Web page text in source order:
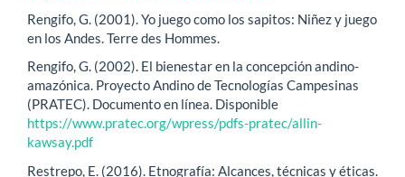
Rengifo, G. (2001). Yo juego como los sapitos: Niñez y juego
en los Andes. Terre des Hommes.
Rengifo, G. (2002). El bienestar en la concepción andino-
amazónica. Proyecto Andino de Tecnologías Campesinas
(PRATEC). Documento en línea. Disponible
https://www.pratec.org/wpress/pdfs-pratec/allin-
kawsay.pdf
Restrepo, E. (2016). Etnografía: Alcances, técnicas y éticas.